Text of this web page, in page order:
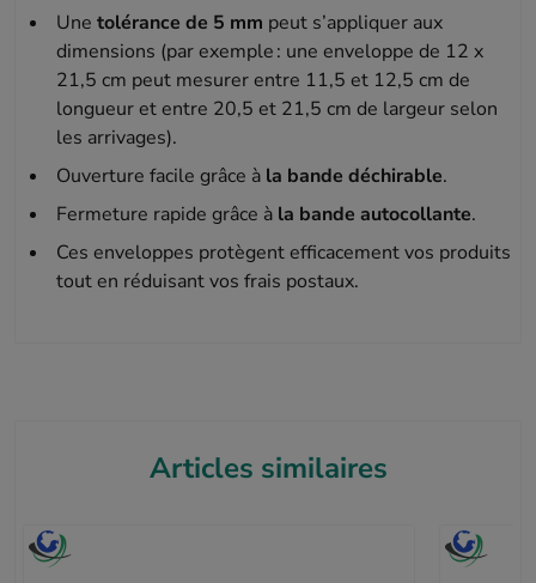
Une tolérance de 5 mm peut s’appliquer aux
dimensions (par exemple : une enveloppe de 12 x
21,5 cm peut mesurer entre 11,5 et 12,5 cm de
longueur et entre 20,5 et 21,5 cm de largeur selon
les arrivages).
Ouverture facile grâce à la bande déchirable.
Fermeture rapide grâce à la bande autocollante.
Ces enveloppes protègent efficacement vos produits
tout en réduisant vos frais postaux.
Articles similaires